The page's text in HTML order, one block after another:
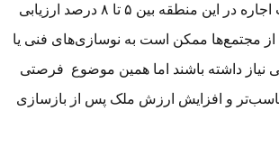
نحوی که نرخ بازگشت اجاره در این منطقه بین ۵ تا ۸ درصد ارزیابی
مجتمع‌ها ممکن است به نوسازی‌های فنی یا
داشته باشند اما همین موضوع فرصتی
و افزایش ارزش ملک پس از بازسازی